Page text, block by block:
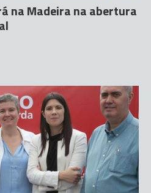
na Madeira na abertura